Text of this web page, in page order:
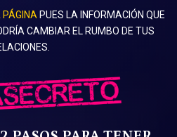
PÁGINA PUES LA INFORMACIÓN QUE
CAMBIAR EL RUMBO DE TUS